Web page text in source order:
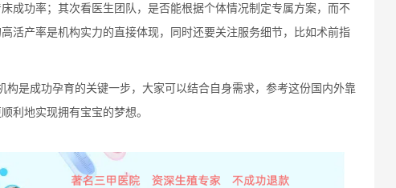
成功率；其次看医生团队，是否能根据个体情况制定专属方案，而不
活产率是机构实力的直接体现，同时还要关注服务细节，比如术前指
构是成功孕育的关键一步，大家可以结合自身需求，参考这份国内外靠
利地实现拥有宝宝的梦想。